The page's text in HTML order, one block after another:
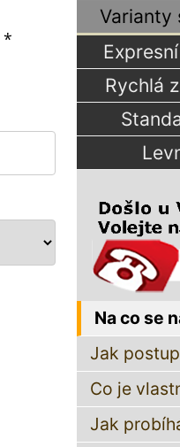
*
Varianty
Rychlá
Na co se
Jak
Co je
Jak